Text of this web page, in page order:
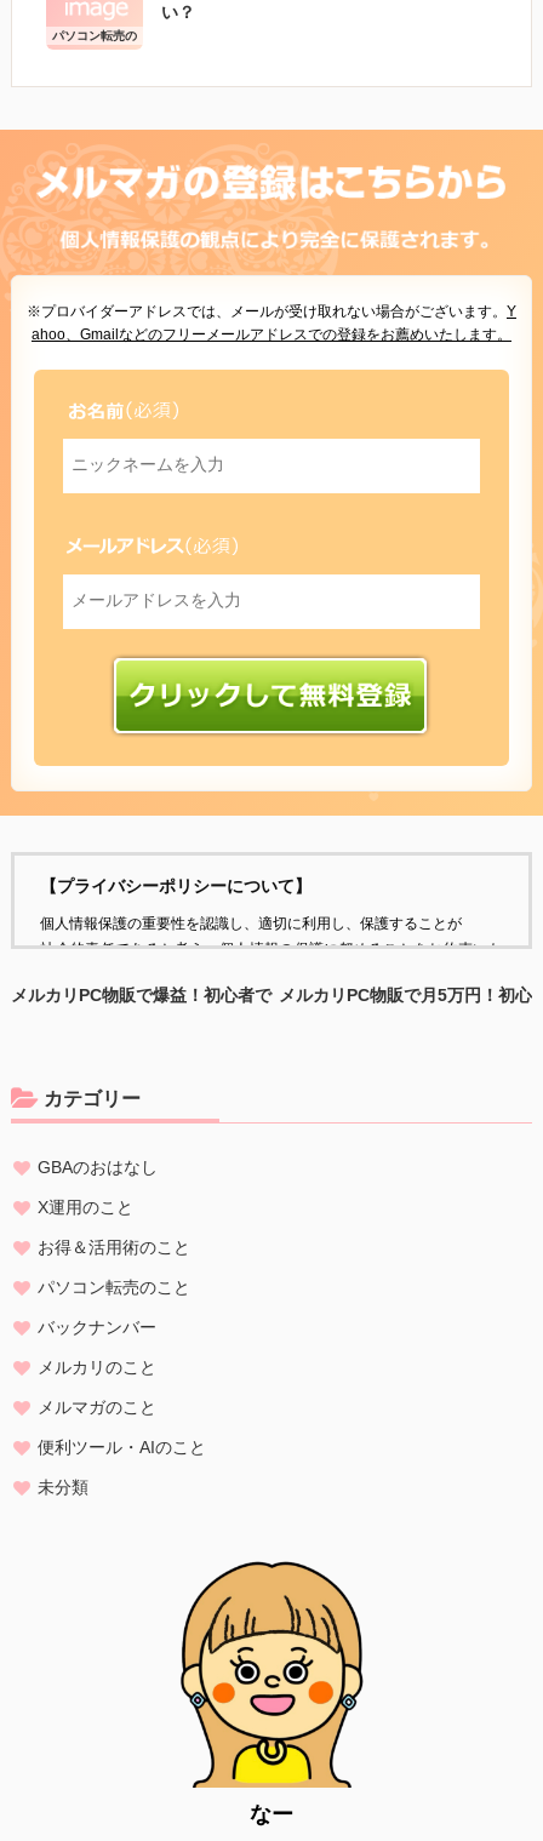
パソコン転売の
こと
い？
※プロバイダーアドレスでは、メールが受け取れない場合がございます。 Y
ahoo、Gmailなどのフリーメールアドレスでの登録をお薦めいたします。
【プライバシーポリシーについて】
個人情報保護の重要性を認識し、適切に利用し、保護することが
社会的責任であると考え、個人情報の保護に努めることをお約束いた
電子メールアドレス、職業、勤務先等、特定の個人を識別し得る情報
をいいます。
個人情報の収集・利用
当方は、以下の目的のため、その範囲内においてのみ、個人情報を収
自発的な提供によるものであり、お客様が個人情報を提供された場合
は、当方が本方針に則って個人情報を 利用することをお客様が許諾し
・新商品の案内などお客様に有益かつ必要と思われる情報の提供
・業務遂行上で必要となる当方からの問い合わせ、確認、および
・各種のお問い合わせ対応
当方は、個人情報の漏洩、滅失、毀損等を防止するために、個人情報
保護管理責任者を設置し、
十分な安全保護に努め、 また、個人情報を正確に、また最新なものに
保つよう、 お預かりした個人情報の適切な管理を行います。
情報内容の照会、修正または削除
当方は、お客様が当社にご提供いただいた個人情報の照会、修正また
メルカリPC物販で爆益！初心者で メルカリPC物販で月5万円！初心
カテゴリー
GBAのおはなし
X運用のこと
お得＆活用術のこと
パソコン転売のこと
バックナンバー
メルカリのこと
メルマガのこと
便利ツール・AIのこと
未分類
なー